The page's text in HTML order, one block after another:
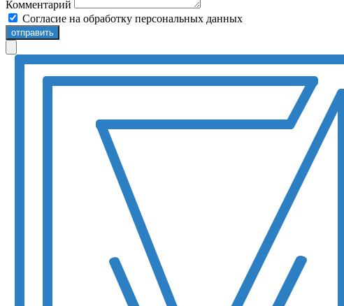
Комментарий
Согласие на обработку персональных данных
отправить